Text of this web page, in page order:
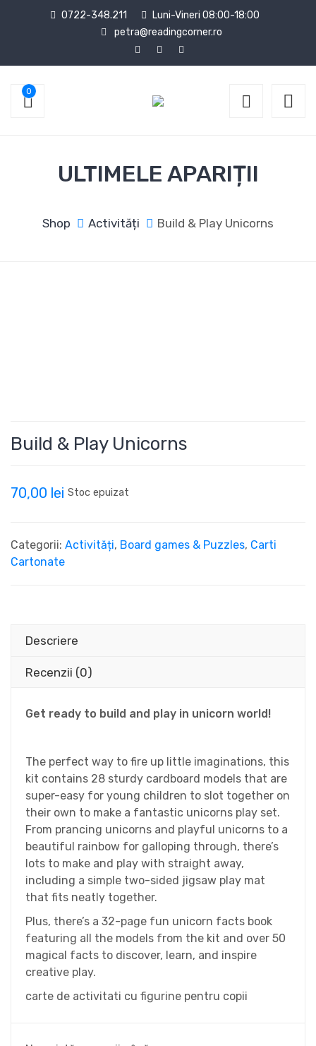
0722-348.211
Luni-Vineri 08:00-18:00
petra@readingcorner.ro
0
ULTIMELE APARIȚII
Shop Activități Build & Play Unicorns
Build & Play Unicorns
70,00 lei Stoc epuizat
Categorii: Activități, Board games & Puzzles, Carti
Cartonate
Descriere
Recenzii (0)
Get ready to build and play in unicorn world!
The perfect way to fire up little imaginations, this
kit contains 28 sturdy cardboard models that are
super-easy for young children to slot together on
their own to make a fantastic unicorns play set.
From prancing unicorns and playful unicorns to a
beautiful rainbow for galloping through, there’s
lots to make and play with straight away,
including a simple two-sided jigsaw play mat
that fits neatly together.
Plus, there’s a 32-page fun unicorn facts book
featuring all the models from the kit and over 50
magical facts to discover, learn, and inspire
creative play.
carte de activitati cu figurine pentru copii